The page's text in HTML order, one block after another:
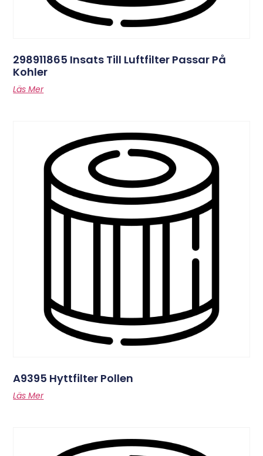
298911865 Insats Till Luftfilter Passar På
Kohler
Läs Mer
A9395 Hyttfilter Pollen
Läs Mer